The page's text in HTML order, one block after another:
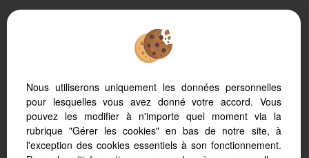
votre PC, votre tablette ou votre smartphone, notre site
s’adapte automatiquement aux différents types d'écrans
Nous utiliserons uniquement les données personnelles
pour lesquelles vous avez donné votre accord. Vous
pouvez les modifier à n'importe quel moment via la
rubrique "Gérer les cookies" en bas de notre site, à
l'exception des cookies essentiels à son fonctionnement.